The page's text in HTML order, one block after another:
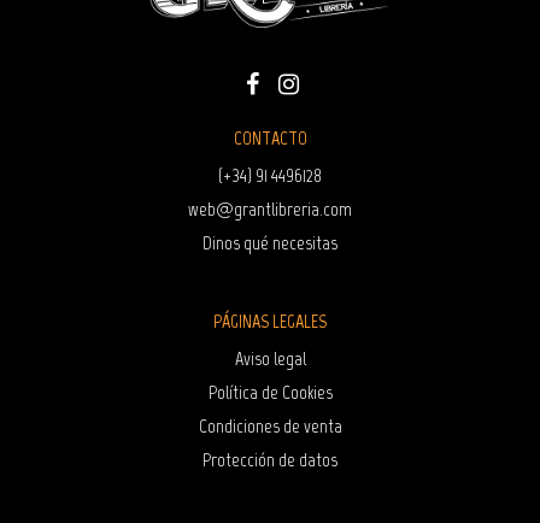
CONTACTO
(+34) 91 4496128
web@grantlibreria.com
Dinos qué necesitas
PÁGINAS LEGALES
Aviso legal
Política de Cookies
Condiciones de venta
Protección de datos